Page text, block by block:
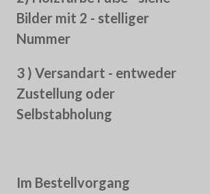
Bilder mit 2 - stelliger
Nummer
3 ) Versandart - entweder
Zustellung oder
Selbstabholung
Im Bestellvorgang